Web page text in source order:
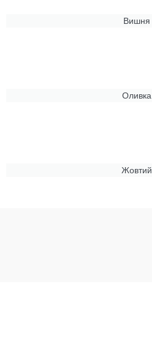
Вишня
Оливка
Жовтий